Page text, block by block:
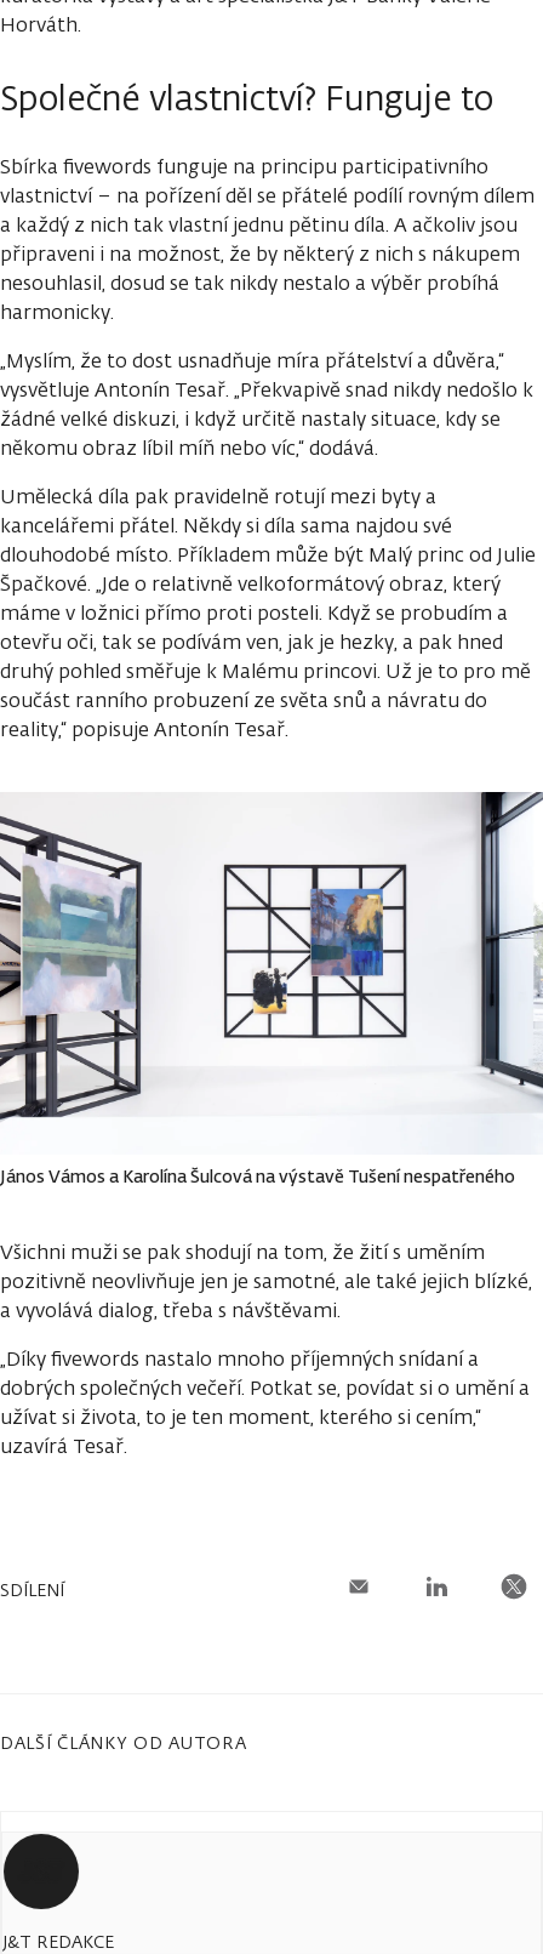
Horváth.
Společné vlastnictví? Funguje to
Sbírka fivewords funguje na principu participativního
vlastnictví – na pořízení děl se přátelé podílí rovným dílem
a každý z nich tak vlastní jednu pětinu díla. A ačkoliv jsou
připraveni i na možnost, že by některý z nich s nákupem
nesouhlasil, dosud se tak nikdy nestalo a výběr probíhá
harmonicky.
„Myslím, že to dost usnadňuje míra přátelství a důvěra,“
vysvětluje Antonín Tesař. „Překvapivě snad nikdy nedošlo k
žádné velké diskuzi, i když určitě nastaly situace, kdy se
někomu obraz líbil míň nebo víc,“ dodává.
Umělecká díla pak pravidelně rotují mezi byty a
kancelářemi přátel. Někdy si díla sama najdou své
dlouhodobé místo. Příkladem může být Malý princ od Julie
Špačkové. „Jde o relativně velkoformátový obraz, který
máme v ložnici přímo proti posteli. Když se probudím a
otevřu oči, tak se podívám ven, jak je hezky, a pak hned
druhý pohled směřuje k Malému princovi. Už je to pro mě
součást ranního probuzení ze světa snů a návratu do
reality,“ popisuje Antonín Tesař.
János Vámos a Karolína Šulcová na výstavě Tušení nespatřeného
Všichni muži se pak shodují na tom, že žití s uměním
pozitivně neovlivňuje jen je samotné, ale také jejich blízké,
a vyvolává dialog, třeba s návštěvami.
„Díky fivewords nastalo mnoho příjemných snídaní a
dobrých společných večeří. Potkat se, povídat si o umění a
užívat si života, to je ten moment, kterého si cením,“
uzavírá Tesař.
SDÍLENÍ
DALŠÍ ČLÁNKY OD AUTORA
J&T REDAKCE